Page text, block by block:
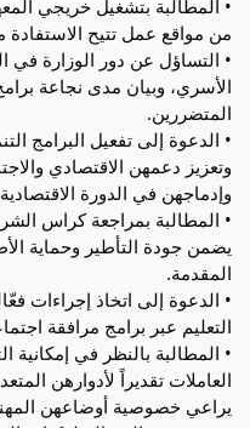
• المطالبة بتشغيل خريجي
من مواقع عمل تتيح
• التساؤل عن دور الوزارة في
الأسري، وبيان مدى نجاعة
المتضررين.
• الدعوة إلى تفعيل البرامج
وتعزيز دعمهن الاقتصادي
وإدماجهن في الدورة
• المطالبة بمراجعة كراس
يضمن جودة التأطير وحماية
المقدمة.
• الدعوة إلى اتخاذ إجراءات
التعليم عبر برامج مرافقة
• المطالبة بالنظر في
العاملات تقديراً لأدوارهن
يراعي خصوصية أوضاعهن